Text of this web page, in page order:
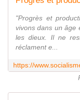
"Progrès et
vivons dans un âge
les dieux. Il ne
réclament e...